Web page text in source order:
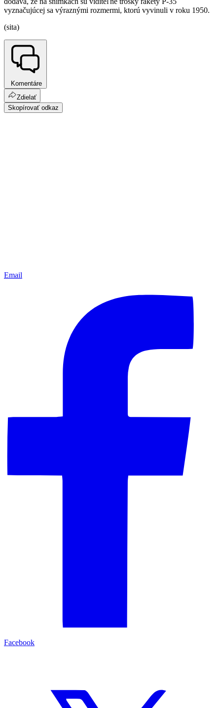
vyznačujúcej sa výraznými rozmermi, ktorú vyvinuli v roku 1950.
(sita)
Komentáre
Zdielať
Skopírovať odkaz
Email
Facebook